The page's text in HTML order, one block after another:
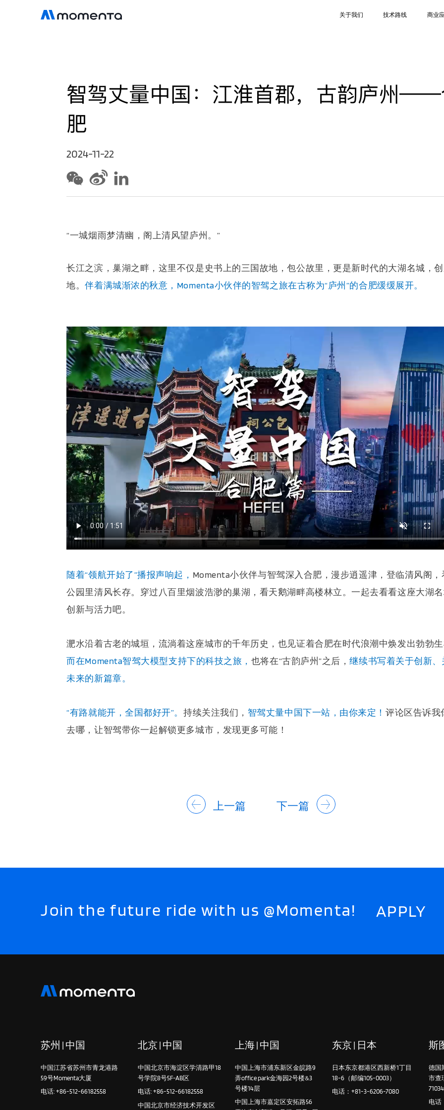
关于我们 技术路线 商业
智驾丈量中国：江淮首郡，古韵庐州
肥
2024-11-22
“一城烟雨梦清幽，阁上清风望庐州。”
长江之滨，巢湖之畔，这里不仅是史书上的三国故地，包公故里，更是新时代的大湖名城，
地。伴着满城渐浓的秋意，Momenta小伙伴的智驾之旅在古称为“庐州”的合肥缓缓展开。
随着“领航开始了”播报声响起， Momenta小伙伴与智驾深入合肥，漫步逍遥津，登临清风阁，
公园里清风长存。穿过八百里烟波浩渺的巢湖，看天鹅湖畔高楼林立。一起去看看这座大湖
创新与活力吧。
淝水沿着古老的城垣，流淌着这座城市的千年历史，也见证着合肥在时代浪潮中焕发出勃勃
而在Momenta智驾大模型支持下的科技之旅， 也将在“古韵庐州”之后，继续书写着关于创新、
未来的新篇章。
“有路就能开，全国都好开”。持续关注我们， 智驾丈量中国下一站，由你来定！ 评论区告诉我
去哪，让智驾带你一起解锁更多城市，发现更多可能！
上一篇 下一篇
Join the future ride with us @Momenta! APPLY
苏州 | 中国
中国江苏省苏州市青龙港路
59号Momenta大厦
电话: +86-512-66182558
北京 | 中国
中国北京市海淀区学清路甲18
号学院8号5F-AB区
电话: +86-512-66182558
中国北京市经济技术开发区
上海 | 中国
中国上海市浦东新区金皖路9
弄office park金海园2号楼&3
号楼14层
中国上海市嘉定区安拓路56
东京 | 日本
日本东京都港区西新桥1丁目
18-6（邮编105-0003）
电话：+81-3-6206-7080
斯
德国
市查
电话